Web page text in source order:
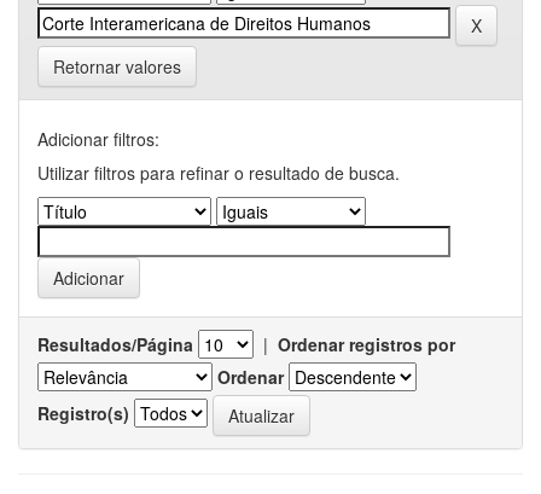
Retornar valores
Adicionar filtros:
Utilizar filtros para refinar o resultado de busca.
Resultados/Página | Ordenar registros por
Ordenar
Registro(s)